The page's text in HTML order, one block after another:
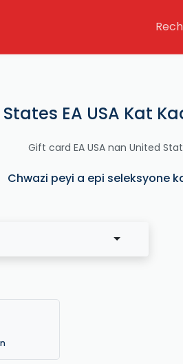
EA USA Kat
Gift card EA USA nan United
Chwazi peyi a epi seleksyone